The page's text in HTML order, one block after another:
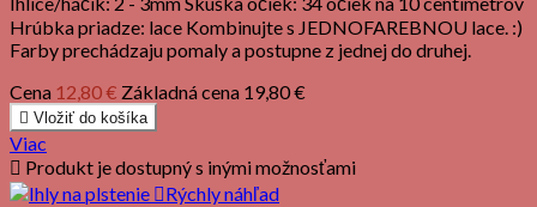
Hrúbka priadze: lace Kombinujte s JEDNOFAREBNOU lace. :)
Farby prechádzaju pomaly a postupne z jednej do druhej.
Cena 12,80 € Základná cena 19,80 €
 Vložiť do košíka
Viac
 Produkt je dostupný s inými možnosťami
Rýchly náhľad